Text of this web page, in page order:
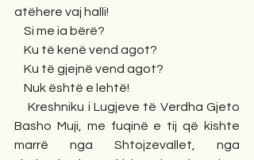
atëhere vaj halli!
Si me ia bërë?
Ku të kenë vend agot?
Ku të gjejnë vend agot?
Nuk është e lehtë!
Kreshniku i Lugjeve të Verdha Gjeto
Basho Muji, me fuqinë e tij që kishte
marrë nga Shtojzevallet, nga